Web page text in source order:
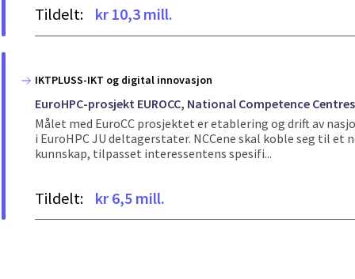
Tildelt: kr 10,3 mill.
IKTPLUSS-IKT og digital innovasjon
EuroHPC-prosjekt EUROCC, National Competence
Målet med EuroCC prosjektet er etablering og drift av
i EuroHPC JU deltagerstater. NCCene skal koble seg til
kunnskap, tilpasset interessentens spesifi...
Tildelt: kr 6,5 mill.